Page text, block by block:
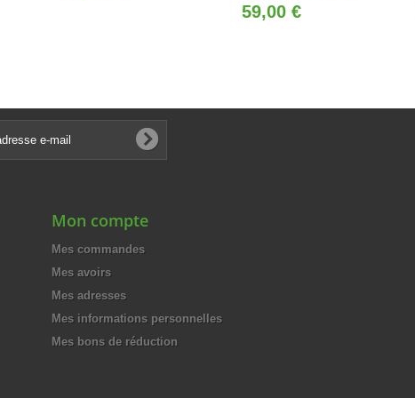
59,00 €
Mon compte
Mes commandes
Mes avoirs
Mes adresses
Mes informations personnelles
Mes bons de réduction